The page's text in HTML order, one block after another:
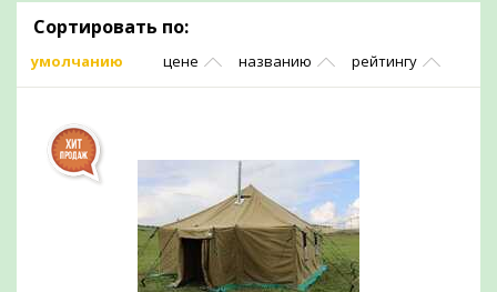
Сортировать по:
умолчанию цене названию рейтингу